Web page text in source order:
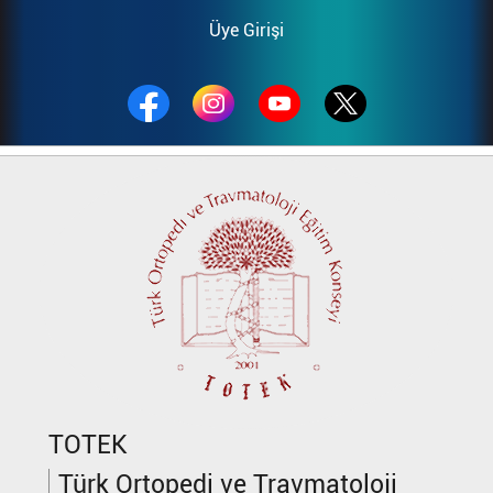
Üye Girişi
TOTEK
Türk Ortopedi ve Travmatoloji